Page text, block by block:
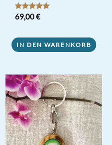
Bewertet mit
5.00
69,00€
IN DEN WARENKORB